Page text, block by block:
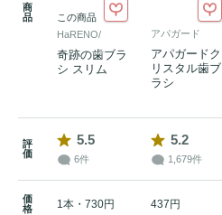
商
品
この商品
HaRENO/
奇跡の歯ブラ
シ スリム
アパガード
アパガードク
リスタル歯ブ
ラシ
評
価
5.5
6件
5.2
1,679件
価
格
1本・730円 437円